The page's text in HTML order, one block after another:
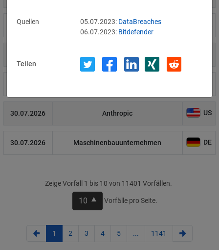
31.07.2026 Coinkite
30.07.2026 Anthropic US
30.07.2026 Maschinenbauunternehmen DE
Zeige Vorfall 1 bis 10 von 11401 Vorfällen.
10 Vorfälle pro Seite.
1 2 3 4 5 ... 1141
Quellen 05.07.2023: DataBreaches
06.07.2023: Bitdefender
Teilen